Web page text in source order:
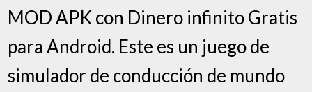
MOD APK con Dinero infinito Gratis
para Android. Este es un juego de
simulador de conducción de mundo